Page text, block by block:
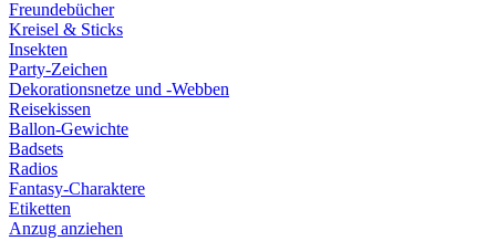
Freundebücher
Kreisel & Sticks
Insekten
Party-Zeichen
Dekorationsnetze und -Webben
Reisekissen
Ballon-Gewichte
Badsets
Radios
Fantasy-Charaktere
Etiketten
Anzug anziehen